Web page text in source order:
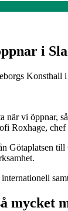
i
när vi öppnar,
Roxhage,
Götaplatsen till
mycket